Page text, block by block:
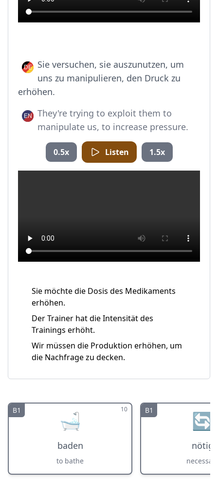
Sie versuchen, sie auszunutzen, um
uns zu manipulieren, den Druck zu
erhöhen.
They're trying to exploit them to
manipulate us, to increase pressure.
0.5x Listen 1.5x
Sie möchte die Dosis des Medikaments
erhöhen.
Der Trainer hat die Intensität des
Trainings erhöht.
Wir müssen die Produktion erhöhen, um
die Nachfrage zu decken.
B1 10
🛁
baden
to bathe
B1 🔄
nötig